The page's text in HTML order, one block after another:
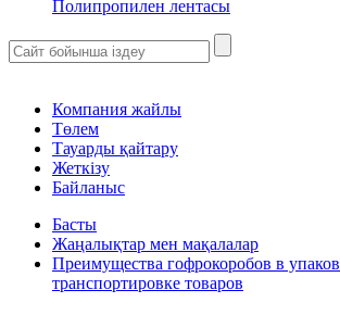
Полипропилен лентасы
Компания жайлы
Төлем
Тауарды қайтару
Жеткізу
Байланыс
Басты
Жаңалықтар мен мақалалар
Преимущества гофрокоробов в
транспортировке товаров